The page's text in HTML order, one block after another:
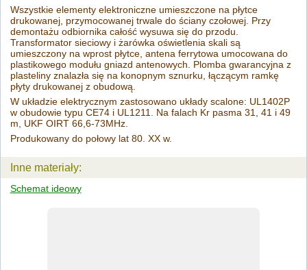
Wszystkie elementy elektroniczne umieszczone na płytce
drukowanej, przymocowanej trwale do ściany czołowej. Przy
demontażu odbiornika całość wysuwa się do przodu.
Transformator sieciowy i żarówka oświetlenia skali są
umieszczony na wprost płytce, antena ferrytowa umocowana do
plastikowego modułu gniazd antenowych. Plomba gwarancyjna z
plasteliny znalazła się na konopnym sznurku, łączącym ramkę
płyty drukowanej z obudową.
W układzie elektrycznym zastosowano układy scalone: UL1402P
w obudowie typu CE74 i UL1211. Na falach Kr pasma 31, 41 i 49
m, UKF OIRT 66,6-73MHz.
Produkowany do połowy lat 80. XX w.
Inne materiały:
Schemat ideowy